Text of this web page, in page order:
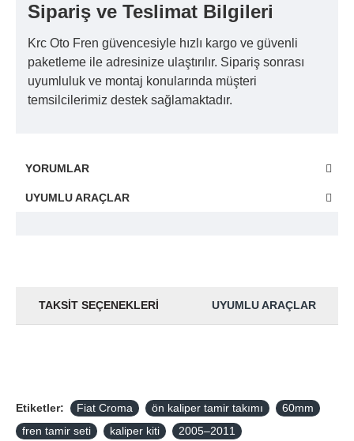
Sipariş ve Teslimat Bilgileri
Krc Oto Fren güvencesiyle hızlı kargo ve güvenli
paketleme ile adresinize ulaştırılır. Sipariş sonrası
uyumluluk ve montaj konularında müşteri
temsilcilerimiz destek sağlamaktadır.
YORUMLAR
UYUMLU ARAÇLAR
TAKSIT SEÇENEKLERI UYUMLU ARAÇLAR
Etiketler: Fiat Croma ön kaliper tamir takımı
60mm
fren tamir seti
kaliper kiti 2005–2011